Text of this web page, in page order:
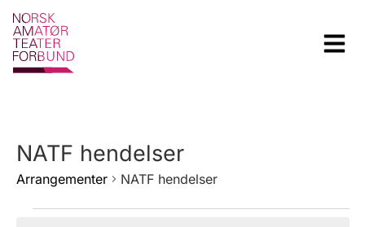
NATF hendelser
Arrangementer NATF hendelser